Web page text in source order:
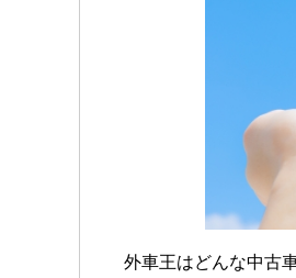
外車王はどんな中古